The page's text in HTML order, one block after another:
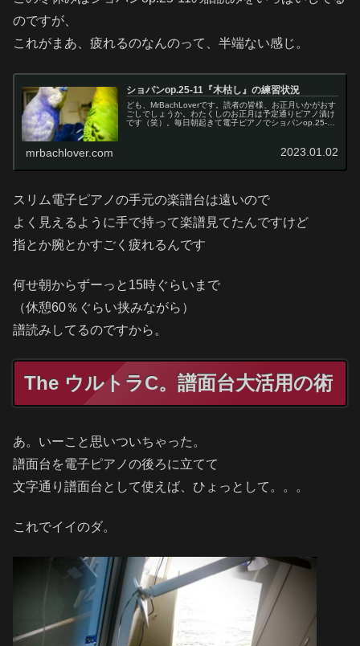
のですが、
これがまあ、疲れるのなんのって、半端ない感じ。
ショパンop.25-11『木枯し』の練習状況
ども、MrBachLoverです。読者の皆様、お正月いかがおす
ごしでしょうか。わたくしのお正月は予定通りピアノ漬け
です（笑）。毎日朝起きて電子ピアノでショパンop.25-11
mrbachlover.com 2023.01.02
スリム電子ピアノの手元の楽譜台は遠いので
よく見えるように手で持って楽譜見てたんですけど
指とか腕とかすごく疲れるんです
何せ朝からずーっと15時ぐらいまで
（休憩60％ぐらい挟みながら）
譜読みしてるのですから。
The ウルトラC。譜面台大活用の術
あ。いーこと思いついちゃった。
譜面台を電子ピアノの後ろに立てて
文字通り譜面台として使えば、ひょっとして。。。
これでイイのダ。